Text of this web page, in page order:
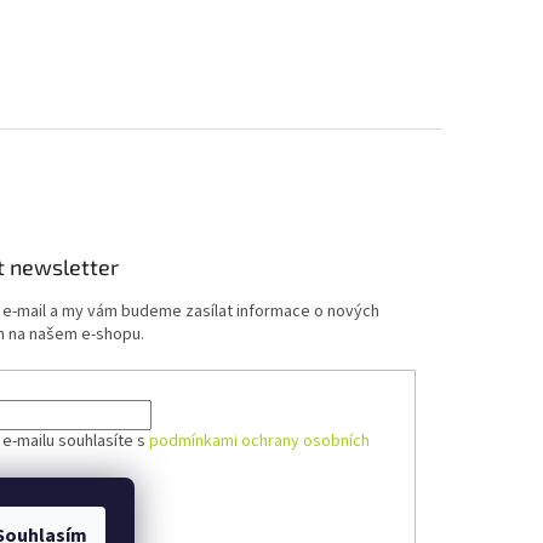
newsletter
mail a my vám budeme zasílat informace o nových
našem e-shopu.
mailu souhlasíte spodmínkami ochrany osobních